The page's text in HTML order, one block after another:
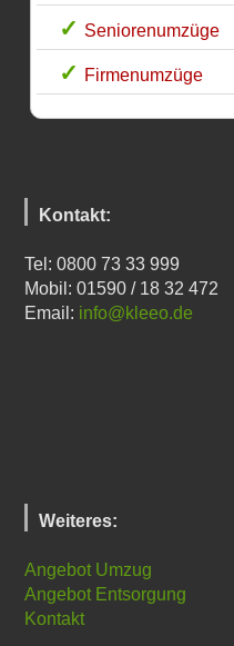
Seniorenumzüge
Firmenumzüge
Kontakt:
Tel: 0800 73 33 999
Mobil: 01590 / 18 32 472
Email: info@kleeo.de
Weiteres:
Angebot Umzug
Angebot Entsorgung
Kontakt